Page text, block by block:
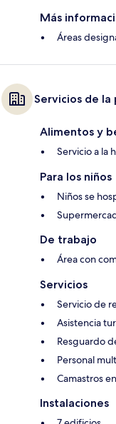
Más
Áreas
Servicios de la
Alimentos y
Servicio a la
Para los niños
Niños se
De trabajo
Área con
Servicios
Servicio de
Asistencia
Resguardo
Personal
Camastros
Instalaciones